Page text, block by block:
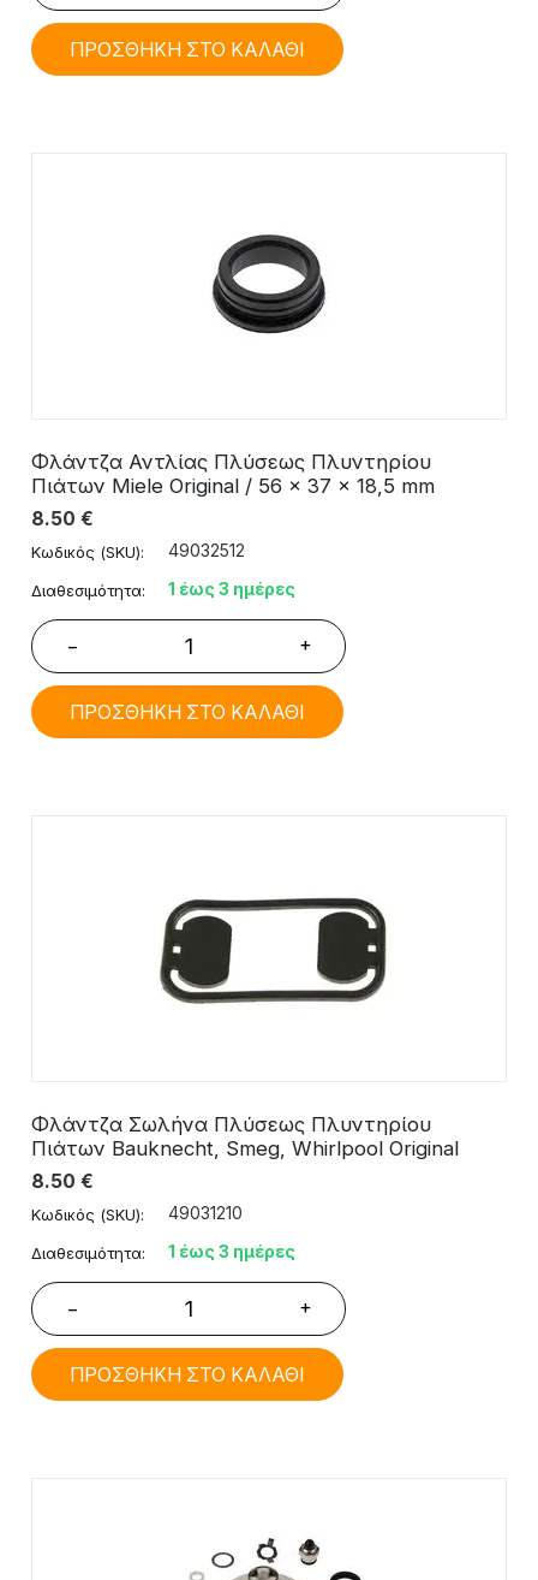
ΠΡΟΣΘΗΚΗ ΣΤΟ ΚΑΛΑΘΙ
Φλάντζα Αντλίας Πλύσεως Πλυντηρίου
Πιάτων Miele Original / 56 x 37 x 18,5 mm
8.50 €
Κωδικός (SKU): 49032512
Διαθεσιμότητα: 1 έως 3 ημέρες
− +
ΠΡΟΣΘΗΚΗ ΣΤΟ ΚΑΛΑΘΙ
Φλάντζα Σωλήνα Πλύσεως Πλυντηρίου
Πιάτων Bauknecht, Smeg, Whirlpool​ Original
8.50 €
Κωδικός (SKU): 49031210
Διαθεσιμότητα: 1 έως 3 ημέρες
− +
ΠΡΟΣΘΗΚΗ ΣΤΟ ΚΑΛΑΘΙ